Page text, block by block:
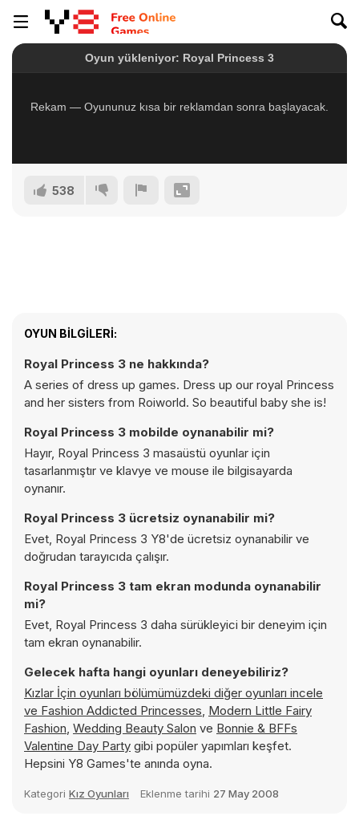
538
OYUN BILGILERI:
Royal Princess 3 ne hakkında?
A series of dress up games. Dress up our royal Princess
and her sisters from Roiworld. So beautiful baby she is!
Royal Princess 3 mobilde oynanabilir mi?
Hayır, Royal Princess 3 masaüstü oyunlar için
tasarlanmıştır ve klavye ve mouse ile bilgisayarda
oynanır.
Royal Princess 3 ücretsiz oynanabilir mi?
Evet, Royal Princess 3 Y8'de ücretsiz oynanabilir ve
doğrudan tarayıcıda çalışır.
Royal Princess 3 tam ekran modunda oynanabilir
mi?
Evet, Royal Princess 3 daha sürükleyici bir deneyim için
tam ekran oynanabilir.
Gelecek hafta hangi oyunları deneyebiliriz?
Kızlar İçin oyunları bölümümüzdeki diğer oyunları incele
ve Fashion Addicted Princesses, Modern Little Fairy
Fashion, Wedding Beauty Salon ve Bonnie & BFFs
Valentine Day Party gibi popüler yapımları keşfet.
Hepsini Y8 Games'te anında oyna.
Kategori Kız Oyunları Eklenme tarihi 27 May 2008